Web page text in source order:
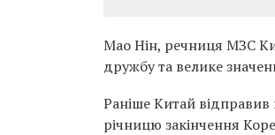
Мао Нін, речниця МЗС
дружбу та велике
Раніше Китай
річницю закінчення